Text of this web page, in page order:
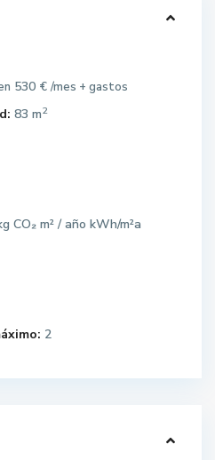
530 € /mes + gastos
83 m2
CO₂ m² / año kWh/m²a
2